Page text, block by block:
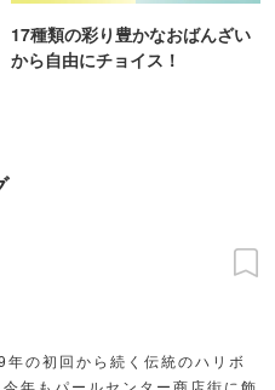
17種類の彩り豊かなおばんざい
から自由にチョイス！
年の初回から続く伝統のハリボ